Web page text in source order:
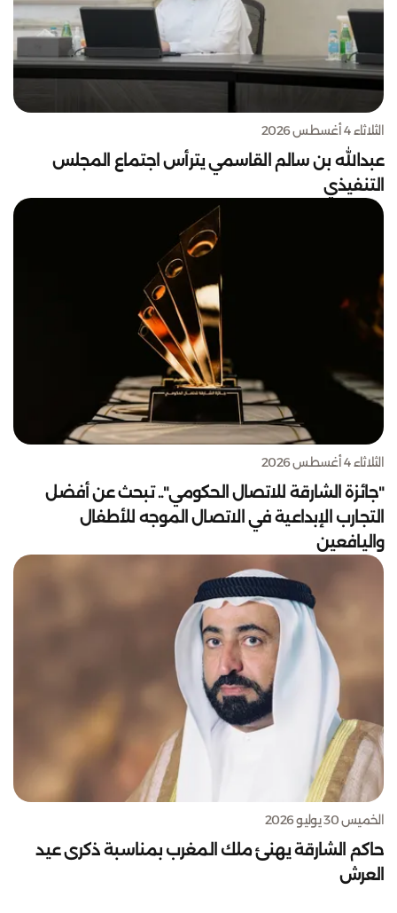
الثلاثاء 4 أغسطس 2026
عبدالله بن سالم القاسمي يترأس اجتماع المجلس
التنفيذي
الثلاثاء 4 أغسطس 2026
"جائزة الشارقة للاتصال الحكومي".. تبحث عن أفضل
التجارب الإبداعية في الاتصال الموجه للأطفال
واليافعين
الخميس 30 يوليو 2026
حاكم الشارقة يهنئ ملك المغرب بمناسبة ذكرى عيد
العرش